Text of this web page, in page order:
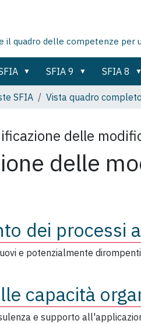
il quadro delle competenze per
SFIA 9 SFIA 8
SFIA Vista quadro
delle
delle
dei processi
e potenzialmente
capacità
e supporto